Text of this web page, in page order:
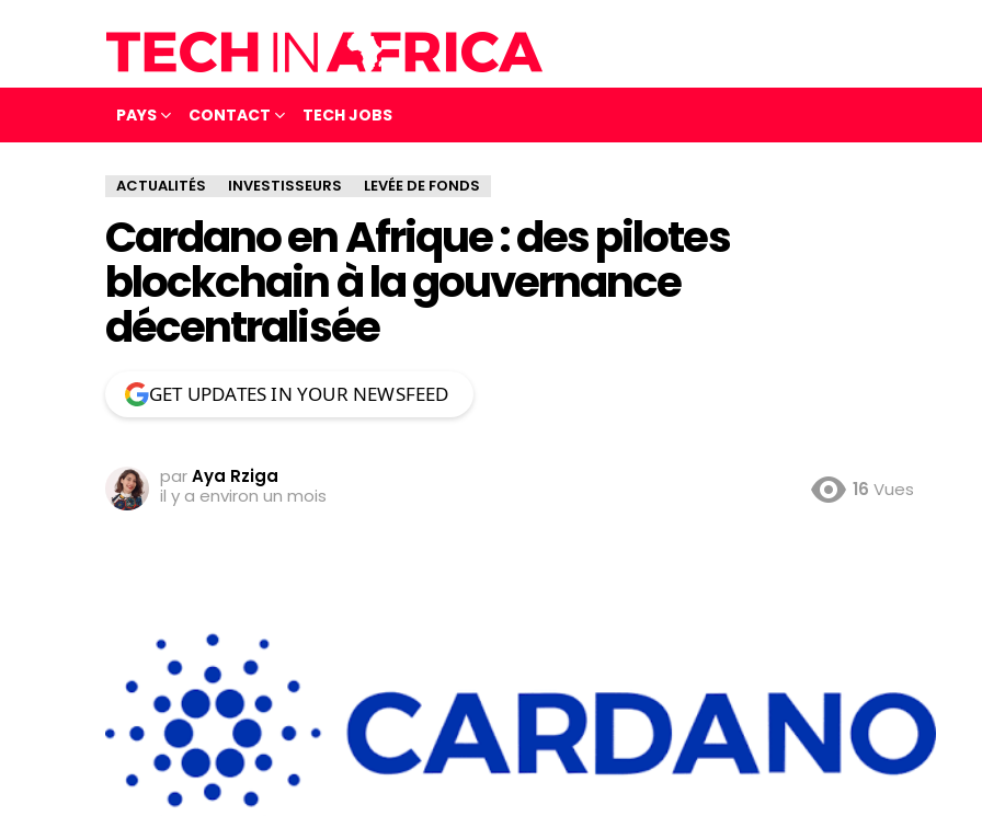
PAYS CONTACT TECH JOBS
ACTUALITÉS INVESTISSEURS LEVÉE DE FONDS
Cardano en Afrique : des pilotes
blockchain à la gouvernance
décentralisée
GET UPDATES IN YOUR NEWSFEED
parAya Rziga
il y a environ un mois
16 Vues